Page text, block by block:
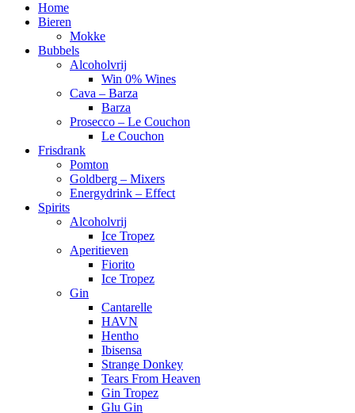
Home
Bieren
Mokke
Bubbels
Alcoholvrij
Win 0% Wines
Cava – Barza
Barza
Prosecco – Le Couchon
Le Couchon
Frisdrank
Pomton
Goldberg – Mixers
Energydrink – Effect
Spirits
Alcoholvrij
Ice Tropez
Aperitieven
Fiorito
Ice Tropez
Gin
Cantarelle
HAVN
Hentho
Ibisensa
Strange Donkey
Tears From Heaven
Gin Tropez
Glu Gin